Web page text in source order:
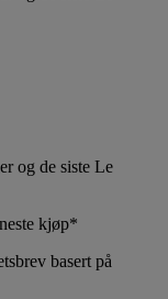
og de siste Le
kjøp*
basert på